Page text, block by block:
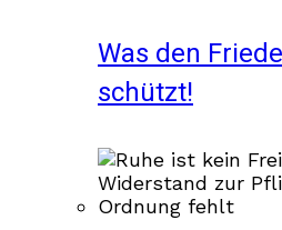
Was den
schützt!